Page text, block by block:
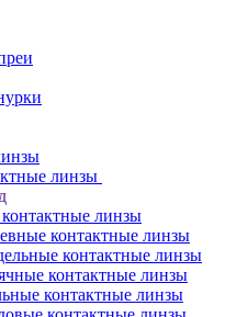
линзы
линзы
контактные линзы
контактные линзы
контактные линзы
контактные линзы